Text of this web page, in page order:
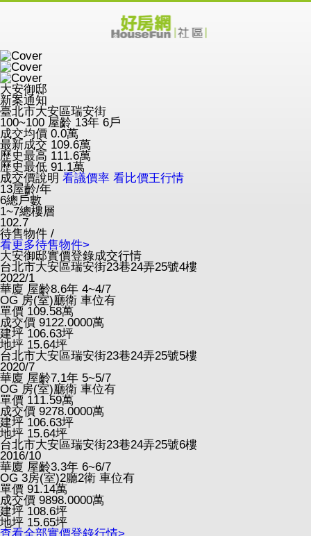
大安御邸
新案通知
臺北市大安區瑞安街
100~100 屋齡 13年 6戶
成交均價 0.0萬
最新成交 109.6萬
歷史最高 111.6萬
歷史最低 91.1萬
成交價說明 看議價率 看比價王行情
13屋齡/年
6總戶數
1~7總樓層
102.7
待售物件 /
看更多待售物件>
大安御邸實價登錄成交行情
台北市大安區瑞安街23巷24弄25號4樓
2022/1
華廈 屋齡8.6年 4~4/7
OG 房(室)廳衛 車位有
單價 109.58萬
成交價 9122.0000萬
建坪 106.63坪
地坪 15.64坪
台北市大安區瑞安街23巷24弄25號5樓
2020/7
華廈 屋齡7.1年 5~5/7
OG 房(室)廳衛 車位有
單價 111.59萬
成交價 9278.0000萬
建坪 106.63坪
地坪 15.64坪
台北市大安區瑞安街23巷24弄25號6樓
2016/10
華廈 屋齡3.3年 6~6/7
OG 3房(室)2廳2衛 車位有
單價 91.14萬
成交價 9898.0000萬
建坪 108.6坪
地坪 15.65坪
查看全部實價登錄行情>